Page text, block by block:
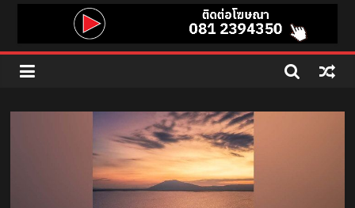
95.5
คลื่น
เพลง